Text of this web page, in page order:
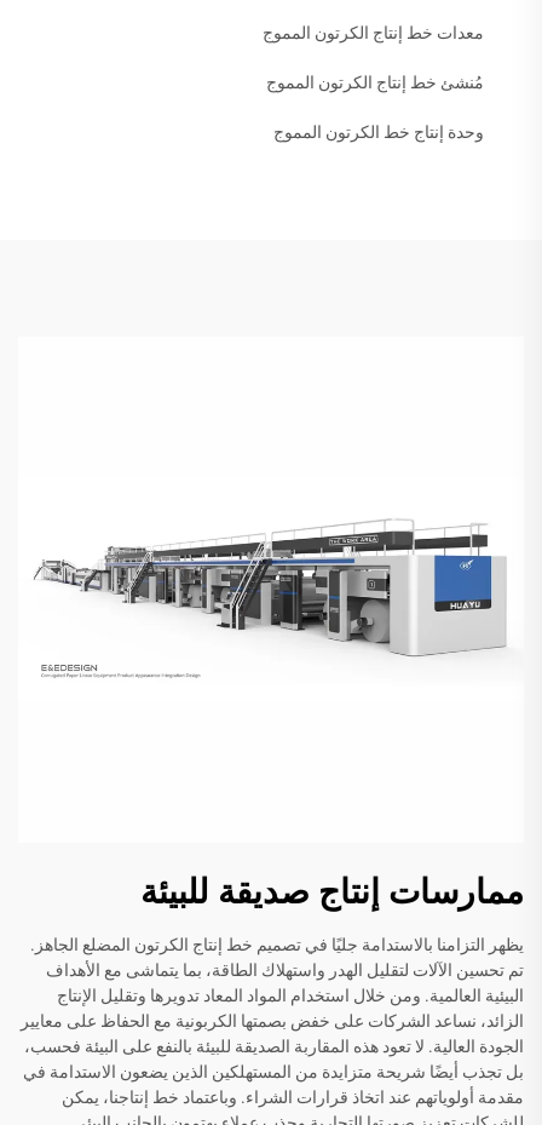
معدات خط إنتاج الكرتون المموج
مُنشئ خط إنتاج الكرتون المموج
وحدة إنتاج خط الكرتون المموج
ممارسات إنتاج صديقة للبيئة
يظهر التزامنا بالاستدامة جليًا في تصميم خط إنتاج الكرتون المضلع الجاهز.
تم تحسين الآلات لتقليل الهدر واستهلاك الطاقة، بما يتماشى مع الأهداف
البيئية العالمية. ومن خلال استخدام المواد المعاد تدويرها وتقليل الإنتاج
الزائد، نساعد الشركات على خفض بصمتها الكربونية مع الحفاظ على معايير
الجودة العالية. لا تعود هذه المقاربة الصديقة للبيئة بالنفع على البيئة فحسب،
بل تجذب أيضًا شريحة متزايدة من المستهلكين الذين يضعون الاستدامة في
مقدمة أولوياتهم عند اتخاذ قرارات الشراء. وباعتماد خط إنتاجنا، يمكن